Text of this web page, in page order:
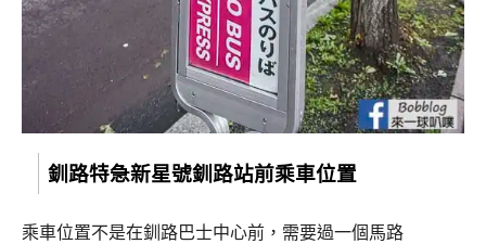
釧路特急新星號釧路站前乘車位置
乘車位置不是在釧路巴士中心前，需要過一個馬路